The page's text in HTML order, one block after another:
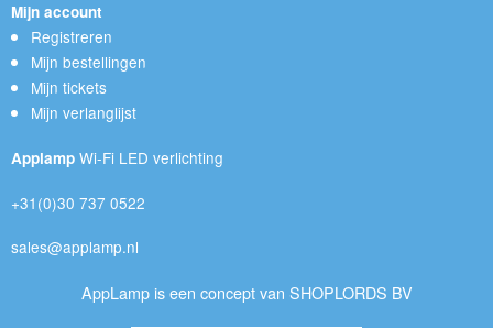
Mijn account
Registreren
Mijn bestellingen
Mijn tickets
Mijn verlanglijst
Applamp Wi-Fi LED verlichting
+31(0)30 737 0522
sales@applamp.nl
AppLamp is een concept van SHOPLORDS BV